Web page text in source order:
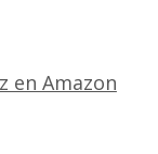
en Amazon